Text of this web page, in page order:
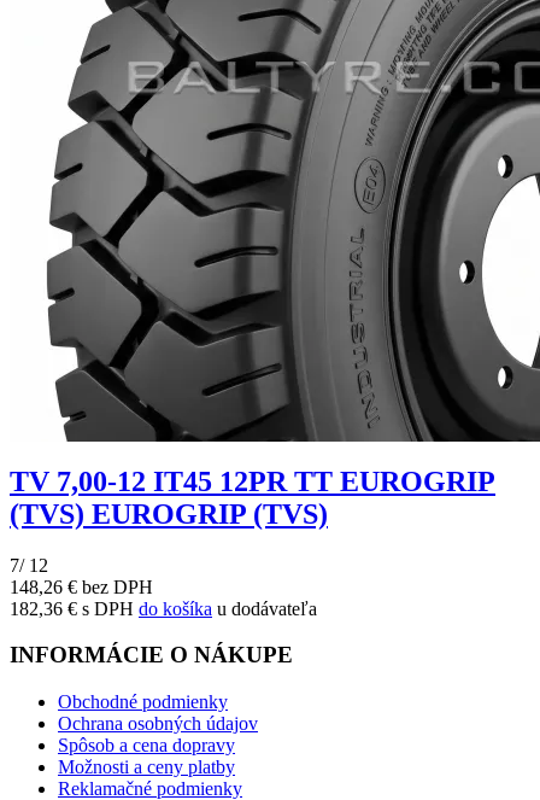
TV 7,00-12 IT45 12PR TT EUROGRIP
(TVS) EUROGRIP (TVS)
7/ 12
148,26 € bez DPH
182,36 € s DPH do košíka u dodávateľa
INFORMÁCIE O NÁKUPE
Obchodné podmienky
Ochrana osobných údajov
Spôsob a cena dopravy
Možnosti a ceny platby
Reklamačné podmienky